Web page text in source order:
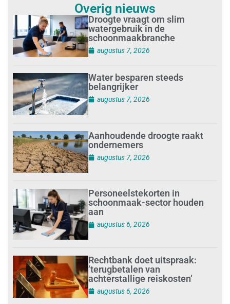
Overig nieuws
Droogte vraagt om slim
watergebruik in de
schoonmaakbranche
augustus 7, 2026
Water besparen steeds
belangrijker
augustus 7, 2026
Aanhoudende droogte raakt
ondernemers
augustus 7, 2026
Personeelstekorten in
schoonmaak-sector houden
aan
augustus 6, 2026
Rechtbank doet uitspraak:
’terugbetalen van
achterstallige reiskosten’
augustus 6, 2026